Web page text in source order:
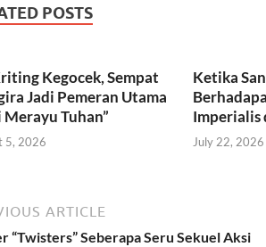
POSTS
Kegocek, Sempat
Jadi Pemeran Utama
Merayu Tuhan”
5, 2026
Ketika
Imperialis
July 22, 2026
ARTICLE
“Twisters” Seberapa Seru Sekuel Aksi